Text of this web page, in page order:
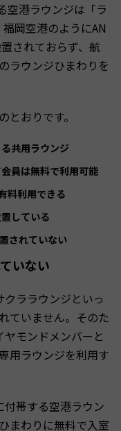
空港ラウンジは「ラ
岡空港のようにAN
されておらず、航
ラウンジひまわりを
おりです。
共用ラウンジ
員は無料で利用可能
料利用できる
している
されていない
いない
ララウンジといっ
ていません。そのた
モンドメンバーと
用ラウンジを利用す
付帯する空港ラウン
まわりに無料で入室